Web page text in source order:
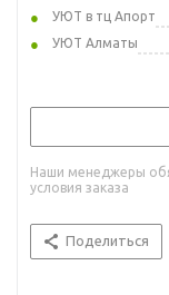
УЮТ в тц Апорт
УЮТ Алматы
Наши менеджеры
условия заказа
Поделиться